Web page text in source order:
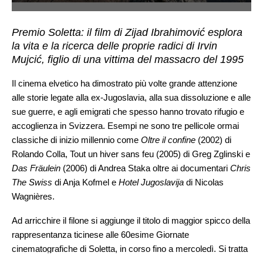
Premio Soletta: il film di Zijad Ibrahimović esplora
la vita e la ricerca delle proprie radici di Irvin
Mujcić, figlio di una vittima del massacro del 1995
Il cinema elvetico ha dimostrato più volte grande attenzione
alle storie legate alla ex-Jugoslavia, alla sua dissoluzione e alle
sue guerre, e agli emigrati che spesso hanno trovato rifugio e
accoglienza in Svizzera. Esempi ne sono tre pellicole ormai
classiche di inizio millennio come Oltre il confine (2002) di
Rolando Colla, Tout un hiver sans feu (2005) di Greg Zglinski e
Das Fräulein (2006) di Andrea Staka oltre ai documentari Chris
The Swiss di Anja Kofmel e Hotel Jugoslavija di Nicolas
Wagnières.
Ad arricchire il filone si aggiunge il titolo di maggior spicco della
rappresentanza ticinese alle 60esime Giornate
cinematografiche di Soletta, in corso fino a mercoledì. Si tratta